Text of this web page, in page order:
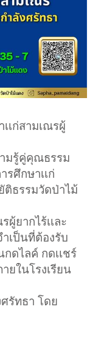
เก่สามเณรผู้
ามรู้คู่คุณธรรม
ศึกษาเเก่
ติธรรมวัดป่าไม้
ผู้ยากไร้เเละ
ำเป็นที่ต้องรับ
ดไลค์ กดเเชร์
ยในโรงเรียน
รัทธา โดย